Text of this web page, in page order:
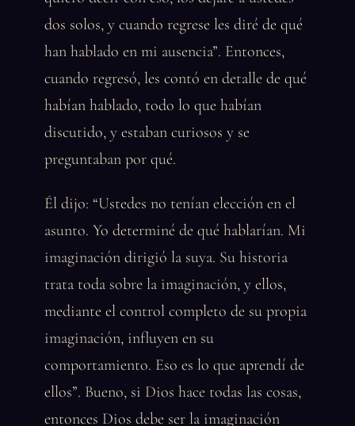
dos solos, y cuando regrese les diré de qué
han hablado en mi ausencia”. Entonces,
cuando regresó, les contó en detalle de qué
habían hablado, todo lo que habían
discutido, y estaban curiosos y se
preguntaban por qué.
Él dijo: “Ustedes no tenían elección en el
asunto. Yo determiné de qué hablarían. Mi
imaginación dirigió la suya. Su historia
trata toda sobre la imaginación, y ellos,
mediante el control completo de su propia
imaginación, influyen en su
comportamiento. Eso es lo que aprendí de
ellos”. Bueno, si Dios hace todas las cosas,
entonces Dios debe ser la imaginación